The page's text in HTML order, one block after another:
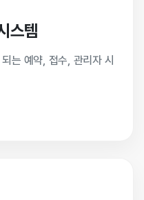
스템
는 예약, 접수, 관리자 시